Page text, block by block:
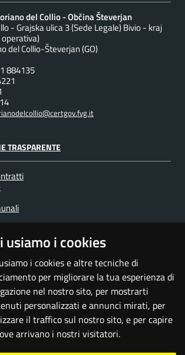
usiamo i cookies
i cookies e altre tecniche di
per migliorare la tua esperienza di
nel nostro sito, per mostrarti
personalizzati e annunci mirati, per
il traffico sul nostro sito, e per capire
arrivano i nostri visitatori.
del Collio - Občina Števerjan
- Grajska ulica 3 (Sede Legale) Bivio - kraj
operativa)
del Collio-Števerjan (GO)
884135
TRASPARENTE
di gestione dei rifiuti urbani e